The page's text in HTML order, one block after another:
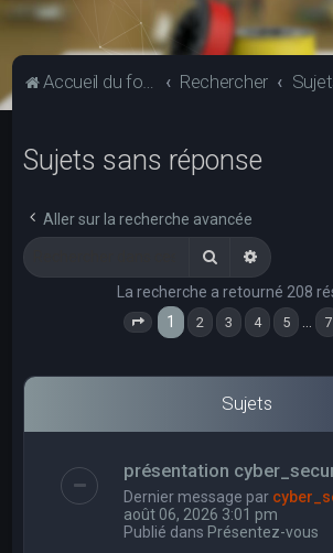
Accueil du forum Rechercher
Sujets sans réponse
Aller sur la recherche avancée
Rechercher
La recherche a retourné 208
Page 1 sur
1 2 3 4 5 7
Sujets
présentation
Dernier message par
août 06, 2026 3:01 pm
Publié dans Présentez-vous